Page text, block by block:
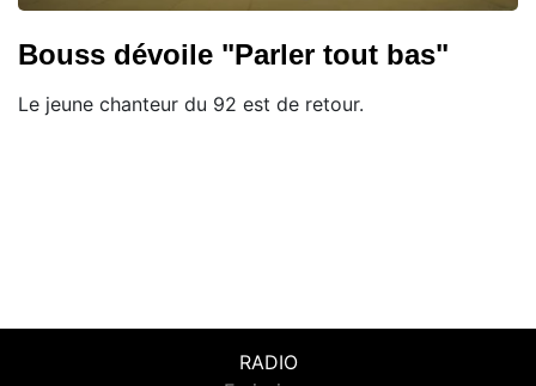
Bouss dévoile "Parler tout bas"
Le jeune chanteur du 92 est de retour.
RADIO